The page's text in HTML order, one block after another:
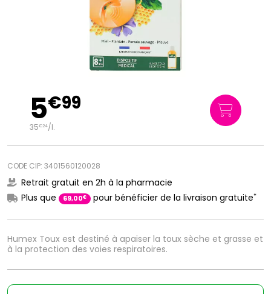
Humex Toux est destiné à apaiser la toux sèche et grasse et
à la protection des voies respiratoires.
5€99
35€24/l.
CODE CIP: 3401560120028
Retrait gratuit en 2h à la pharmacie
Plus que
69,00€ pour bénéficier de la livraison gratuite*